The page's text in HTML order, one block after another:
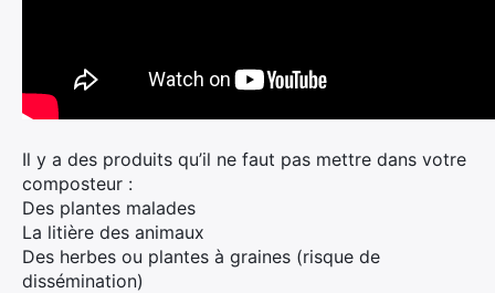
Il y a des produits qu’il ne faut pas mettre dans votre
composteur :
Des plantes malades
La litière des animaux
Des herbes ou plantes à graines (risque de
dissémination)